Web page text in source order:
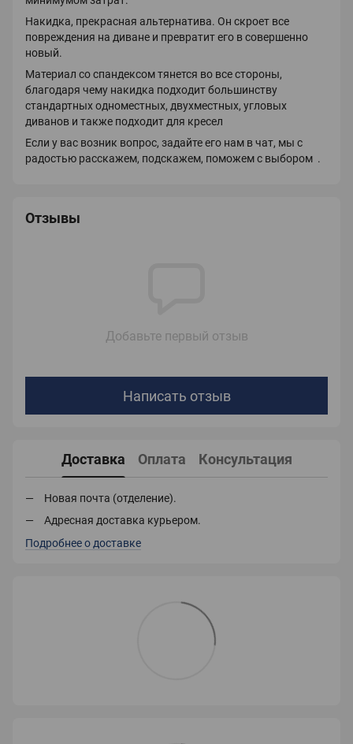
Накидка, прекрасная альтернатива. Он скроет все
повреждения на диване и превратит его в совершенно
новый.
Материал со спандексом тянется во все стороны,
благодаря чему накидка подходит большинству
стандартных одноместных, двухместных, угловых
диванов и также подходит для кресел
Если у вас возник вопрос, задайте его нам в чат, мы с
радостью расскажем, подскажем, поможем с выбором .
Отзывы
Добавьте первый отзыв
Написать отзыв
Доставка Оплата Консультация
Новая почта (отделение).
Адресная доставка курьером.
Подробнее о доставке